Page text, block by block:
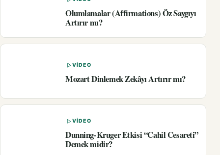
Olumlamalar (Affirmations) Öz Saygıyı
Artırır mı?
VIDEO
Mozart Dinlemek Zekâyı Artırır mı?
VIDEO
Dunning-Kruger Etkisi “Cahil Cesareti”
Demek midir?